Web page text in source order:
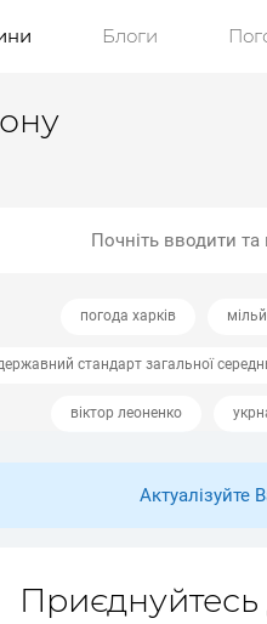
Блоги
погода харків
стандарт загальної
віктор леоненко
Актуалізуйте